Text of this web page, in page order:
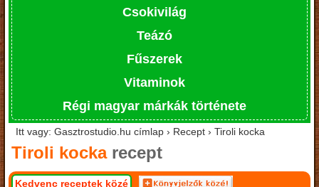
Csokivilág
Teázó
Fűszerek
Vitaminok
Régi magyar márkák története
Itt vagy: Gasztrostudio.hu címlap › Recept › Tiroli kocka
Tiroli kockarecept
Kedvenc receptek közé